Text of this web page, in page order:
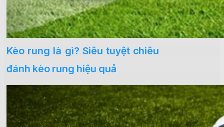
Kèo rung là gì? Siêu tuyệt chiêu
đánh kèo rung hiệu quả